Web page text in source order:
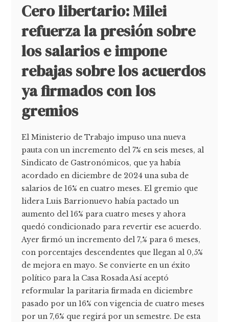
Cero libertario: Milei
refuerza la presión sobre
los salarios e impone
rebajas sobre los acuerdos
ya firmados con los
gremios
El Ministerio de Trabajo impuso una nueva
pauta con un incremento del 7% en seis meses, al
Sindicato de Gastronómicos, que ya había
acordado en diciembre de 2024 una suba de
salarios de 16% en cuatro meses. El gremio que
lidera Luis Barrionuevo había pactado un
aumento del 16% para cuatro meses y ahora
quedó condicionado para revertir ese acuerdo.
Ayer firmó un incremento del 7,% para 6 meses,
con porcentajes descendentes que llegan al 0,5%
de mejora en mayo. Se convierte en un éxito
político para la Casa Rosada Así aceptó
reformular la paritaria firmada en diciembre
pasado por un 16% con vigencia de cuatro meses
por un 7,6% que regirá por un semestre. De esta